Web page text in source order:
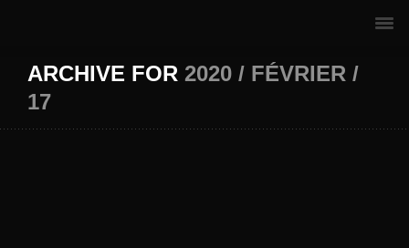
ARCHIVE FOR 2020 / FÉVRIER /
17